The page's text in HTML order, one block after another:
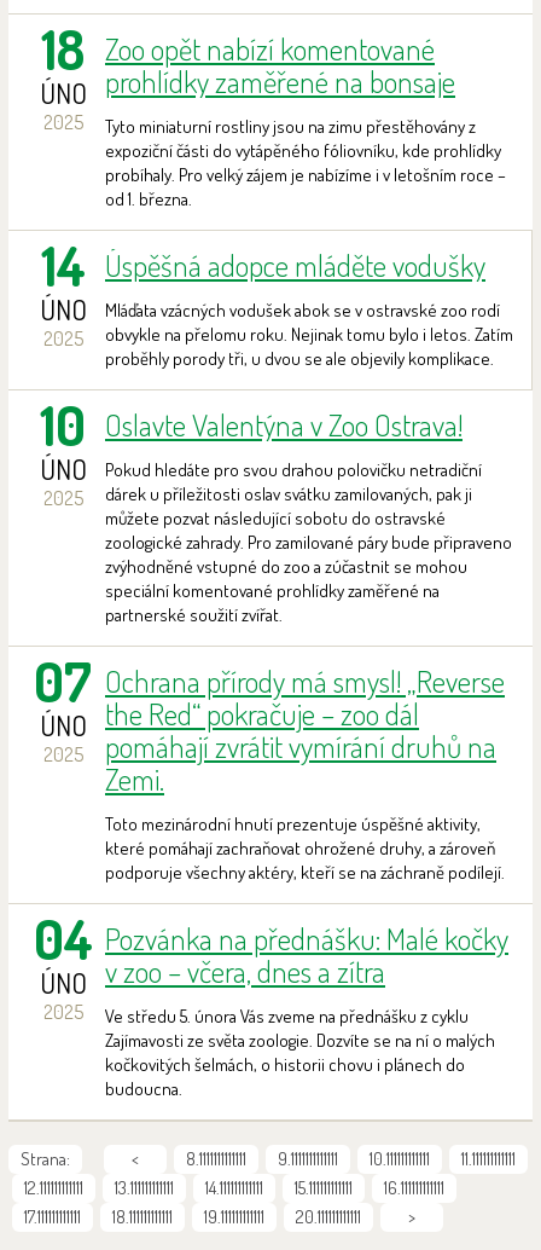
18
ÚNO
2025
Zoo opět nabízí komentované
prohlídky zaměřené na bonsaje
Tyto miniaturní rostliny jsou na zimu přestěhovány z
expoziční části do vytápěného fóliovníku, kde prohlídky
probíhaly. Pro velký zájem je nabízíme i v letošním roce –
od 1. března.
14
ÚNO
2025
Úspěšná adopce mláděte vodušky
Mláďata vzácných vodušek abok se v ostravské zoo rodí
obvykle na přelomu roku. Nejinak tomu bylo i letos. Zatím
proběhly porody tři, u dvou se ale objevily komplikace.
10
ÚNO
2025
Oslavte Valentýna v Zoo Ostrava!
Pokud hledáte pro svou drahou polovičku netradiční
dárek u příležitosti oslav svátku zamilovaných, pak ji
můžete pozvat následující sobotu do ostravské
zoologické zahrady. Pro zamilované páry bude připraveno
zvýhodněné vstupné do zoo a zúčastnit se mohou
speciální komentované prohlídky zaměřené na
partnerské soužití zvířat.
07
ÚNO
2025
Ochrana přírody má smysl! „Reverse
the Red“ pokračuje – zoo dál
pomáhají zvrátit vymírání druhů na
Zemi.
Toto mezinárodní hnutí prezentuje úspěšné aktivity,
které pomáhají zachraňovat ohrožené druhy, a zároveň
podporuje všechny aktéry, kteří se na záchraně podílejí.
04
ÚNO
2025
Pozvánka na přednášku: Malé kočky
v zoo – včera, dnes a zítra
Ve středu 5. února Vás zveme na přednášku z cyklu
Zajímavosti ze světa zoologie. Dozvíte se na ní o malých
kočkovitých šelmách, o historii chovu i plánech do
budoucna.
Strana: < 8.1111111111111 9.1111111111111 10.111111111111
11.111111111111
12.111111111111
13.111111111111 14.111111111111 15.111111111111
16.111111111111
17.111111111111
18.111111111111 19.111111111111 20.111111111111 >